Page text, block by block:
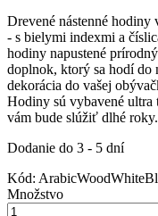
Drevené nástenné hodiny
- s bielymi indexmi a
hodiny napustené
doplnok, ktorý sa hodí do
dekorácia do vašej
Hodiny sú vybavené
vám bude slúžiť dlhé roky.
Dodanie do 3 - 5 dní
Kód:
Množstvo